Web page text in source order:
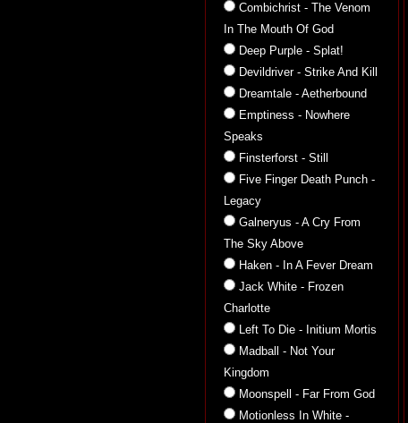
Combichrist - The Venom
In The Mouth Of God
Deep Purple - Splat!
Devildriver - Strike And Kill
Dreamtale - Aetherbound
Emptiness - Nowhere
Speaks
Finsterforst - Still
Five Finger Death Punch -
Legacy
Galneryus - A Cry From
The Sky Above
Haken - In A Fever Dream
Jack White - Frozen
Charlotte
Left To Die - Initium Mortis
Madball - Not Your
Kingdom
Moonspell - Far From God
Motionless In White -